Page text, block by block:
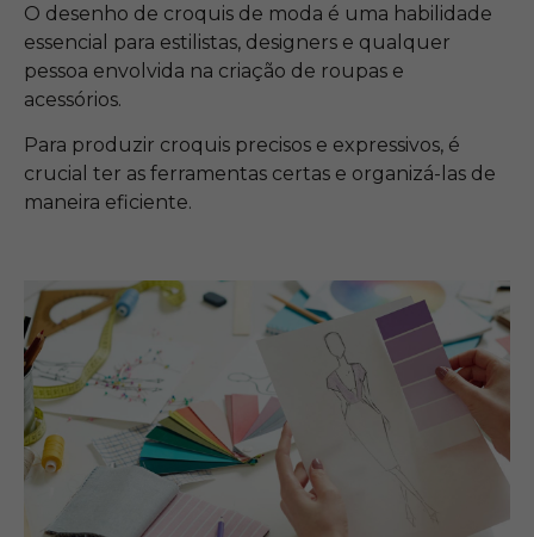
O desenho de croquis de moda é uma habilidade
essencial para estilistas, designers e qualquer
pessoa envolvida na criação de roupas e
acessórios.
Para produzir croquis precisos e expressivos, é
crucial ter as ferramentas certas e organizá-las de
maneira eficiente.